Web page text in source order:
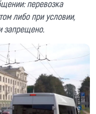
перевозка
либо при условии,
запрещено.